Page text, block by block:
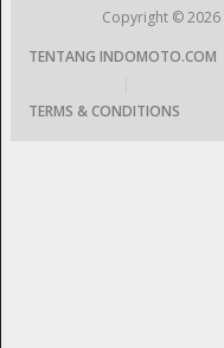
Copyright © 2026
TENTANG INDOMOTO.COM
TERMS & CONDITIONS